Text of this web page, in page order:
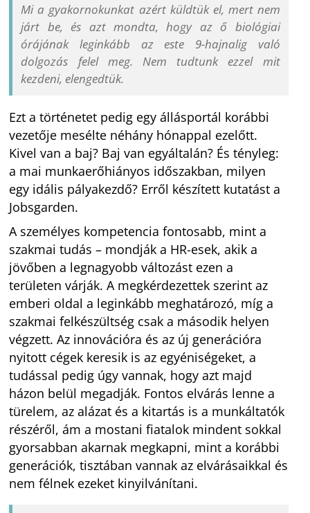
Mi a gyakornokunkat azért küldtük el, mert nem
járt be, és azt mondta, hogy az ő biológiai
órájának leginkább az este 9-hajnalig való
dolgozás felel meg. Nem tudtunk ezzel mit
kezdeni, elengedtük.
Ezt a történetet pedig egy állásportál korábbi
vezetője mesélte néhány hónappal ezelőtt.
Kivel van a baj? Baj van egyáltalán? És tényleg:
a mai munkaerőhiányos időszakban, milyen
egy idális pályakezdő? Erről készített kutatást a
Jobsgarden.
A személyes kompetencia fontosabb, mint a
szakmai tudás – mondják a HR-esek, akik a
jövőben a legnagyobb változást ezen a
területen várják. A megkérdezettek szerint az
emberi oldal a leginkább meghatározó, míg a
szakmai felkészültség csak a második helyen
végzett. Az innovációra és az új generációra
nyitott cégek keresik is az egyéniségeket, a
tudással pedig úgy vannak, hogy azt majd
házon belül megadják. Fontos elvárás lenne a
türelem, az alázat és a kitartás is a munkáltatók
részéről, ám a mostani fiatalok mindent sokkal
gyorsabban akarnak megkapni, mint a korábbi
generációk, tisztában vannak az elvárásaikkal és
nem félnek ezeket kinyilvánítani.